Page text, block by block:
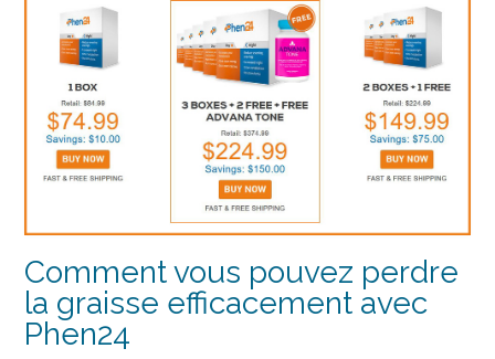
Comment vous pouvez perdre
la graisse efficacement avec
Phen24